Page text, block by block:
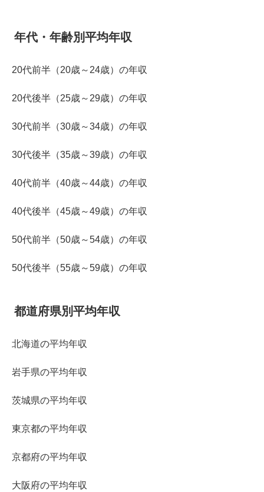
年代・年齢別平均年収
20代前半（20歳～24歳）の年収
20代後半（25歳～29歳）の年収
30代前半（30歳～34歳）の年収
30代後半（35歳～39歳）の年収
40代前半（40歳～44歳）の年収
40代後半（45歳～49歳）の年収
50代前半（50歳～54歳）の年収
50代後半（55歳～59歳）の年収
都道府県別平均年収
北海道の平均年収
岩手県の平均年収
茨城県の平均年収
東京都の平均年収
京都府の平均年収
大阪府の平均年収